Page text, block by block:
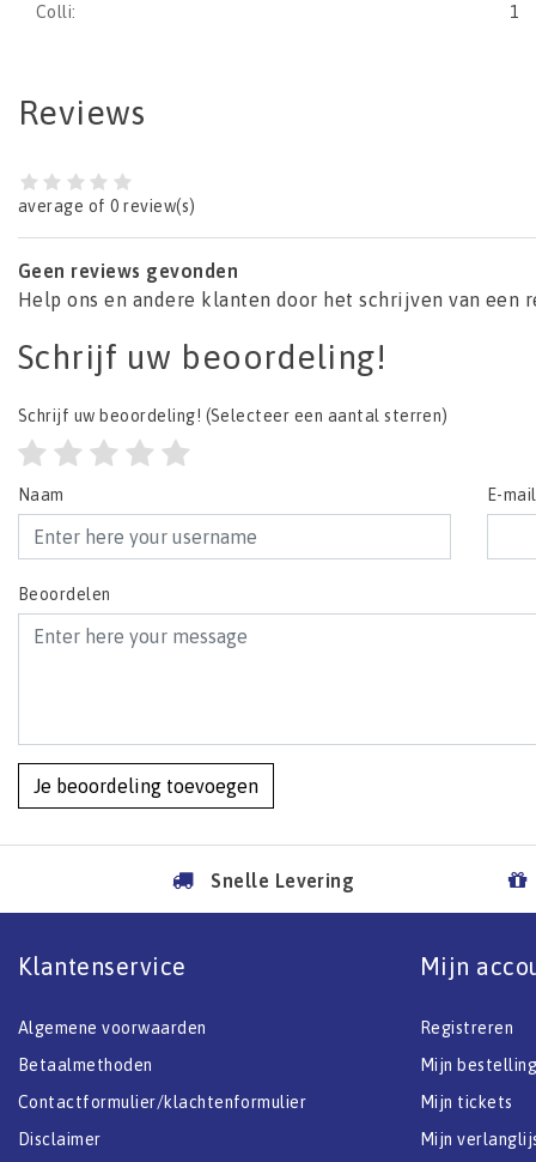
Colli: 1
Reviews
average of 0 review(s)
Geen reviews gevonden
Help ons en andere klanten door het schrijven van een
Schrijf uw beoordeling!
Schrijf uw beoordeling! (Selecteer een aantal sterren)
Naam E-mail
Beoordelen
Je beoordeling toevoegen
Snelle Levering
Klantenservice
Algemene voorwaarden
Betaalmethoden
Contactformulier/klachtenformulier
Disclaimer
Mijn
Registreren
Mijn
Mijn tickets
Mijn